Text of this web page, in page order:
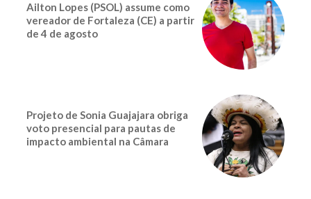
Ailton Lopes (PSOL) assume como
vereador de Fortaleza (CE) a partir
de 4 de agosto
Projeto de Sonia Guajajara obriga
voto presencial para pautas de
impacto ambiental na Câmara